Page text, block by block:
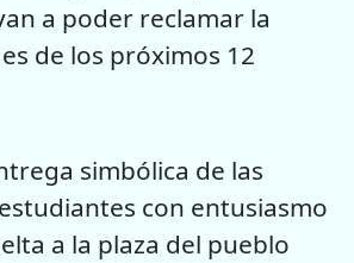
a poder reclamar la
de los próximos 12
simbólica de las
con entusiasmo
a la plaza del pueblo